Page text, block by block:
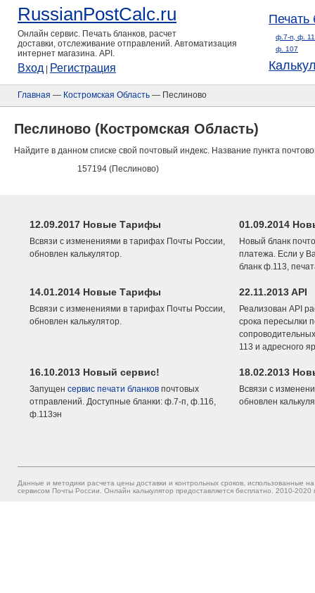
RussianPostCalc.ru
Онлайн сервис. Печать бланков, расчет
доставки, отслеживание отправлений. Автоматизация
интернет магазина. API.
Вход Регистрация
Печать
ф.7-п, ф.
ф. 107
Главная — Костромская Область — Песлиново
Песлиново (Костромская Область)
Найдите в данном списке свой почтовый индекс. Название пункта
157194 (Песлиново)
12.09.2017 Новые Тарифы
Всвязи с изменениями в тарифах Почты России,
обновлен калькулятор.
01.09.2014
Новый бланк
платежа. Если у
бланк ф.113,
14.01.2014 Новые Тарифы
Всвязи с изменениями в тарифах Почты России,
обновлен калькулятор.
22.11.2013 API
Реализован API
срока пересылки
113 и адресного
16.10.2013 Новый сервис!
Запущен сервис печати бланков почтовых
отправлений. Доступные бланки: ф.7-п, ф.116,
ф.113эн
18.02.2013
Всвязи с
обновлен
Данные и методики расчета цены доставки и контрольных сроков, использованные
сервисом Почты России. Онлайн калькулятор предоставляется бесплатно. 2010-2020